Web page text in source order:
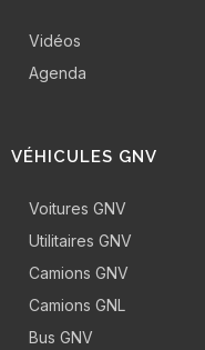
Vidéos
Agenda
VÉHICULES GNV
Voitures GNV
Utilitaires GNV
Camions GNV
Camions GNL
Bus GNV